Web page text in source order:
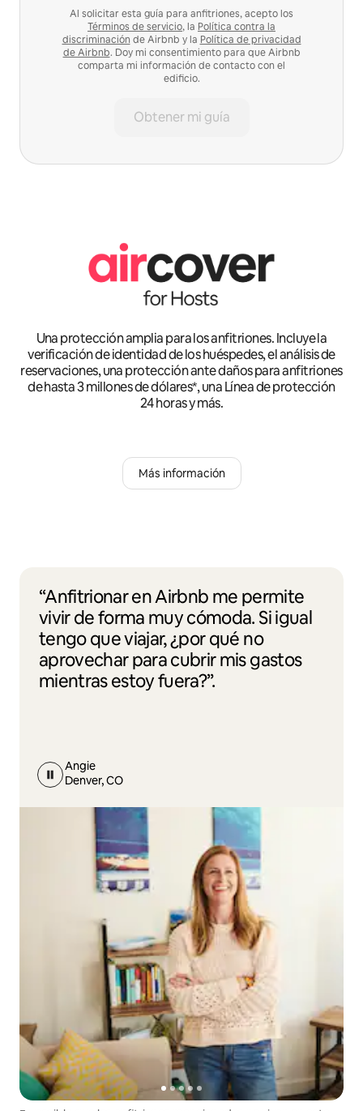
Al solicitar esta guía para anfitriones, acepto los
Términos de servicio, la Política contra la
discriminación de Airbnb y la Política de privacidad
de Airbnb. Doy mi consentimiento para que Airbnb
comparta mi información de contacto con el
edificio.
Obtener mi guía
Una protección amplia para los anfitriones. Incluye la
verificación de identidad de los huéspedes, el análisis de
reservaciones, una protección ante daños para anfitriones
de hasta 3 millones de dólares*, una Línea de protección
24 horas y más.
Más información
“Anfitrionar en Airbnb me permite
vivir de forma muy cómoda. Si igual
tengo que viajar, ¿por qué no
aprovechar para cubrir mis gastos
mientras estoy fuera?”.
Angie
Denver, CO